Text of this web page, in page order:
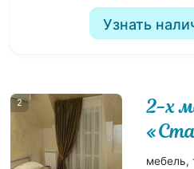
Узнать
2
2-х
мебель,